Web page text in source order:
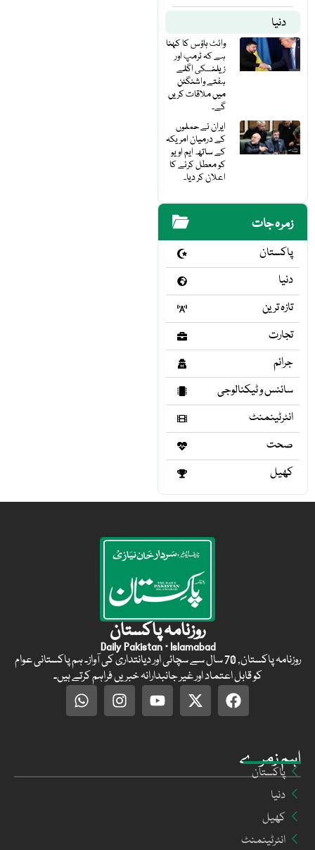
دنیا
وائٹ ہاؤس کا کہنا
ہے کہ ٹرمپ اور
زیلنسکی اگلے
ہفتے واشنگٹن
میں ملاقات کریں
گے۔
ایران نے حملوں
کے درمیان امریکہ
کے ساتھ ایم او یو
کو معطل کرنے کا
اعلان کر دیا۔
زمرہ جات
پاکستان
دنیا
تازہ ترین
تجارت
جرائم
سائنس و ٹیکنالوجی
انٹرٹینمنٹ
صحت
کھیل
اہم زمرے
پاکستان
دنیا
کھیل
انٹرٹینمنٹ
روزنامہ پاکستان
Daily Pakistan · Islamabad
روزنامہ پاکستان, 70 سال سے سچائی اور دیانتداری کی آواز۔ ہم پاکستانی عوام
کو قابل اعتماد اور غیر جانبدارانہ خبریں فراہم کرتے ہیں۔